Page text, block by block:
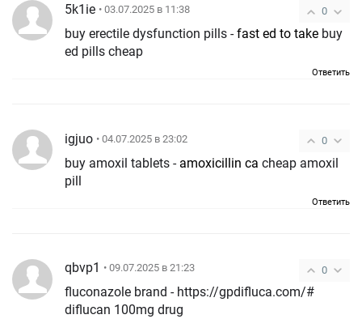
0
5k1ie • 03.07.2025 в 11:38
buy erectile dysfunction pills -fast ed to take buy
ed pills cheap
Ответить
0
igjuo • 04.07.2025 в 23:02
buy amoxil tablets - amoxicillin ca cheap amoxil
pill
Ответить
0
qbvp1 • 09.07.2025 в 21:23
fluconazole brand - https://gpdifluca.com/#
diflucan 100mg drug